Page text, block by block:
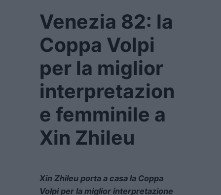
Venezia 82: la
Coppa Volpi
per la miglior
interpretazion
e femminile a
Xin Zhileu
Xin Zhileu porta a casa la Coppa
Volpi per la miglior interpretazione